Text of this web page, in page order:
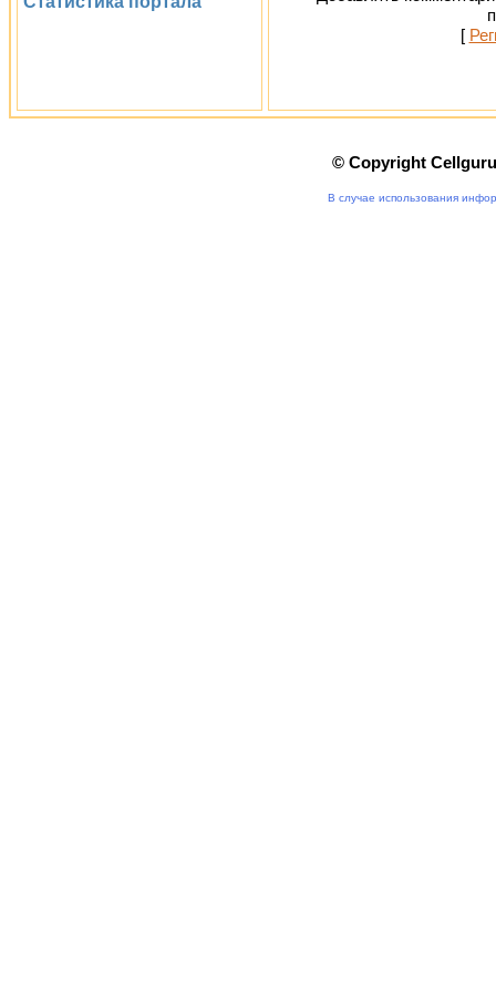
[
© Copyright
В случае использования